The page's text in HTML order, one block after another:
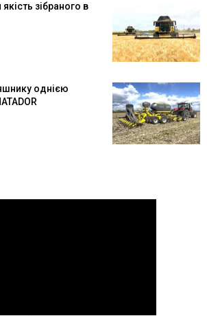
зібраного в
однією